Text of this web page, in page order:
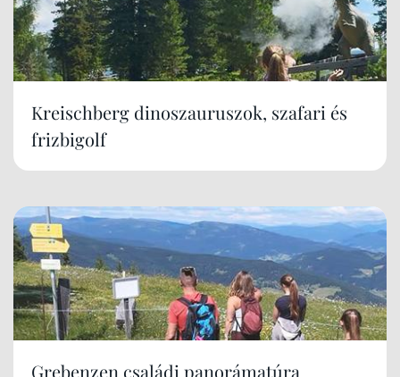
Kreischberg dinoszauruszok, szafari és
frizbigolf
Grebenzen családi panorámatúra